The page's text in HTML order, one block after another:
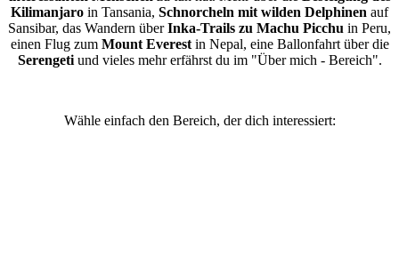
Kilimanjaro in Tansania, Schnorcheln mit wilden Delphinen auf
Sansibar, das Wandern überInka-Trails zu Machu Picchu in Peru,
einen Flug zum Mount Everestin Nepal, eine Ballonfahrt über die
Serengetiund vieles mehr erfährst du im "Über mich - Bereich".
Wähle einfach den Bereich, der dich interessiert: